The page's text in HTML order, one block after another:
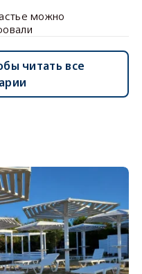
можно
читать все